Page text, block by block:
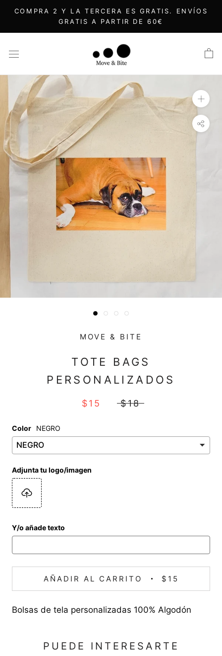
Saltar
contenido
COMPRA 2 Y LA TERCERA ES GRATIS. ENVÍOS
GRATIS A PARTIR DE 60€
MOVE & BITE
TOTE BAGS
PERSONALIZADOS
$15 $18
Color NEGRO
Adjunta tu logo/imagen
Y/o añade texto
AÑADIR AL CARRITO $15
Bolsas de tela personalizadas 100% Algodón
PUEDE INTERESARTE